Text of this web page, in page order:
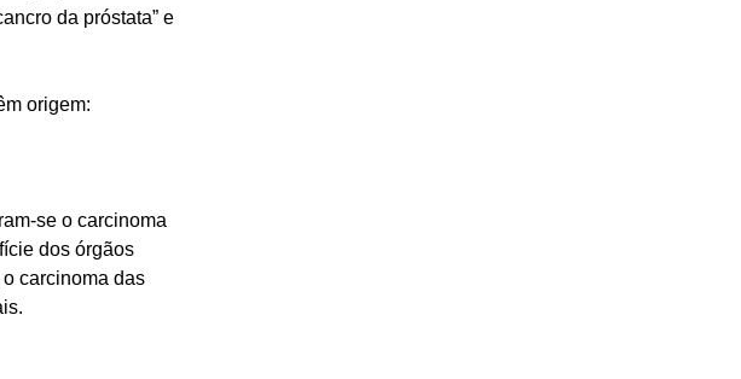
da próstata” e
origem:
se o carcinoma
dos órgãos
carcinoma das